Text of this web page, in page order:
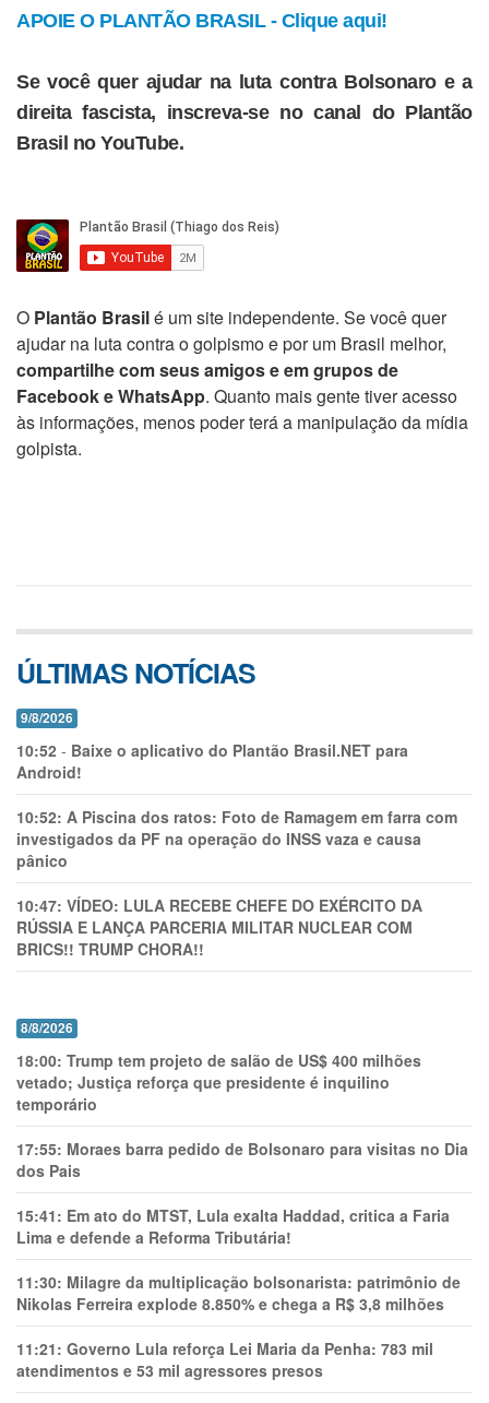
APOIE O PLANTÃO BRASIL - Clique aqui!
Se você quer ajudar na luta contra Bolsonaro e a
direita fascista, inscreva-se no canal do Plantão
Brasil no YouTube.
O Plantão Brasilé um site independente. Se você quer
ajudar na luta contra o golpismo e por um Brasil melhor,
compartilhe com seus amigos e em grupos de
Facebook e WhatsApp. Quanto mais gente tiver acesso
às informações, menos poder terá a manipulação da mídia
golpista.
ÚLTIMAS NOTÍCIAS
9/8/2026
10:52 - Baixe o aplicativo do Plantão Brasil.NET para
Android!
10:52: A Piscina dos ratos: Foto de Ramagem em farra com
investigados da PF na operação do INSS vaza e causa
pânico
10:47: VÍDEO: LULA RECEBE CHEFE DO EXÉRCITO DA
RÚSSIA E LANÇA PARCERIA MILITAR NUCLEAR COM
BRICS!! TRUMP CHORA!!
8/8/2026
18:00: Trump tem projeto de salão de US$ 400 milhões
vetado; Justiça reforça que presidente é inquilino
temporário
17:55: Moraes barra pedido de Bolsonaro para visitas no Dia
dos Pais
15:41: Em ato do MTST, Lula exalta Haddad, critica a Faria
Lima e defende a Reforma Tributária!
11:30: Milagre da multiplicação bolsonarista: patrimônio de
Nikolas Ferreira explode 8.850% e chega a R$ 3,8 milhões
11:21: Governo Lula reforça Lei Maria da Penha: 783 mil
atendimentos e 53 mil agressores presos